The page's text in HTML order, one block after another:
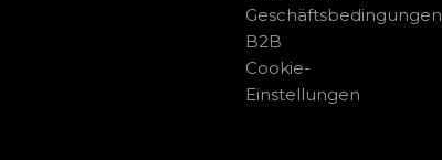
Geschäftsbedingungen
B2B
Cookie-
Einstellungen